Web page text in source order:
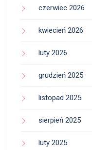
czerwiec 2026
kwiecień 2026
luty 2026
grudzień 2025
listopad 2025
sierpień 2025
luty 2025